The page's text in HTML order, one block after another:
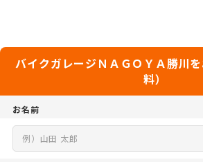
バイクガレージＮＡＧＯＹＡ勝川
料）
お名前